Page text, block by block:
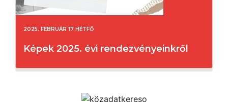
2025. FEBRUÁR 17 HÉTFŐ
Képek 2025. évi rendezvényeinkről